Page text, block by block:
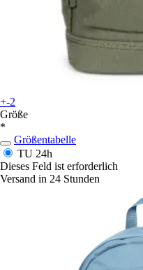
+-2
Größe
*
Größentabelle
TU 24h
Dieses Feld ist erforderlich
Versand in 24 Stunden